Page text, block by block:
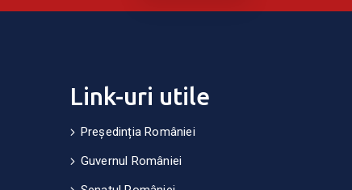
Link-uri utile
Președinția României
Guvernul României